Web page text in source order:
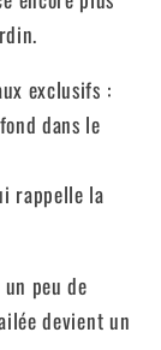
exclusifs :
dans le
rappelle la
peu de
devient un